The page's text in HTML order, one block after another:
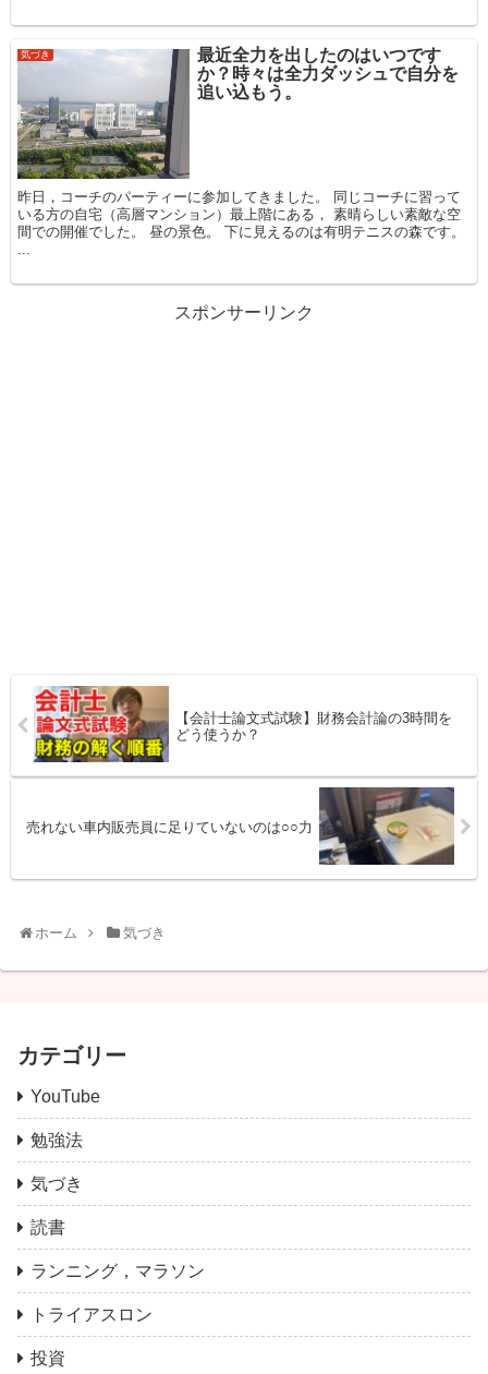
気づき
最近全力を出したのはいつです
か？時々は全力ダッシュで自分を
追い込もう。
昨日，コーチのパーティーに参加してきました。 同じコーチに習って
いる方の自宅（高層マンション）最上階にある， 素晴らしい素敵な空
間での開催でした。 昼の景色。 下に見えるのは有明テニスの森です。
スポンサーリンク
【会計士論文式試験】財務会計論の3時間を
どう使うか？
売れない車内販売員に足りていないのは○○力
ホーム 気づき
カテゴリー
YouTube
勉強法
気づき
読書
ランニング，マラソン
トライアスロン
投資